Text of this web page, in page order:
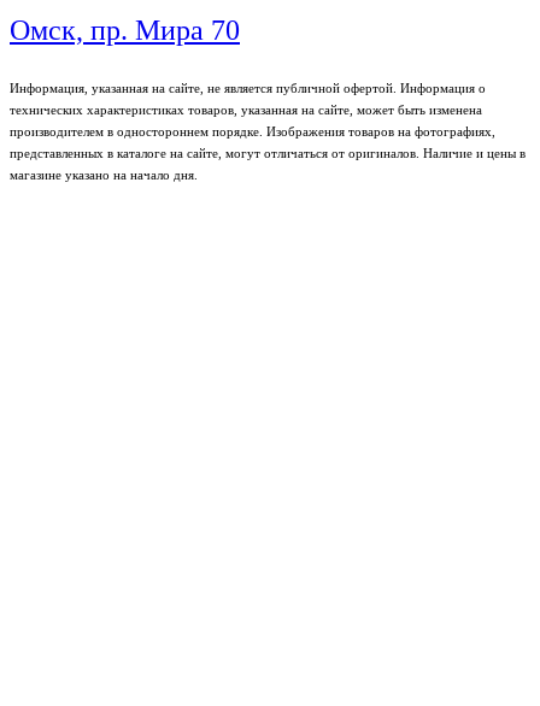
Омск, пр. Мира 70
Информация, указанная на сайте, не является публичной офертой. Информация о
технических характеристиках товаров, указанная на сайте, может быть изменена
производителем в одностороннем порядке. Изображения товаров на фотографиях,
представленных в каталоге на сайте, могут отличаться от оригиналов. Наличие и цены в
магазине указано на начало дня.